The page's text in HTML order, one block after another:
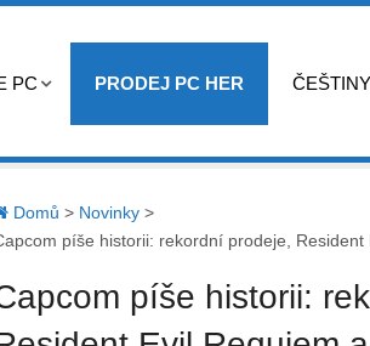
PC PRODEJ PC HER ČEŠTINY
Domů > Novinky>
píše historii: rekordní prodeje,
píše historii: